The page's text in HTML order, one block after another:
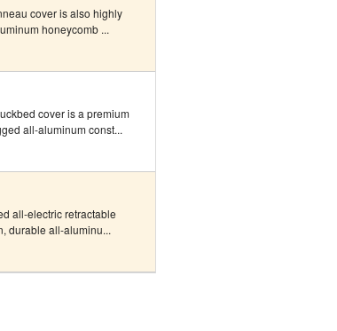
cover is also highly
honeycomb ...
cover is a premium
all-aluminum const...
all-electric retractable
durable all-aluminu...